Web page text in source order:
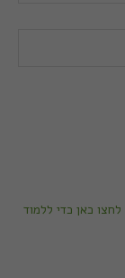
לחצו כאן כדי ללמוד